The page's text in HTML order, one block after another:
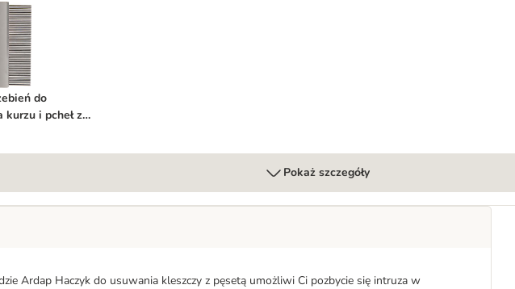
do usuwania kurzu i pcheł z sierści
do
kurzu i pcheł z
Pokaż szczegóły
Ardap Haczyk do usuwania kleszczy z pęsetą umożliwi Ci pozbycie się intruza w